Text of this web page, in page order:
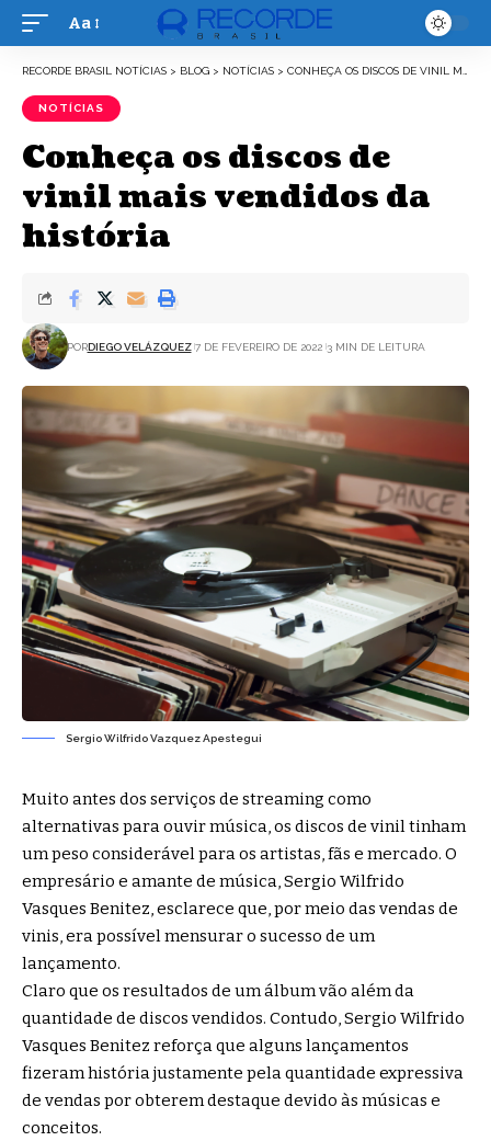
Font
Aa
RECORDE BRASIL NOTÍCIAS > BLOG > NOTÍCIAS > CONHEÇA OS DISCOS DE VINIL MAIS VENDIDOS DA HISTÓRIA
NOTÍCIAS
Conheça os discos de
vinil mais vendidos da
história
PORDIEGO VELÁZQUEZ 7 DE FEVEREIRO DE 2022 3 MIN DE LEITURA
Sergio Wilfrido Vazquez Apestegui
Muito antes dos serviços de streaming como
alternativas para ouvir música, os discos de vinil tinham
um peso considerável para os artistas, fãs e mercado. O
empresário e amante de música, Sergio Wilfrido
Vasques Benitez, esclarece que, por meio das vendas de
vinis, era possível mensurar o sucesso de um
lançamento.
Claro que os resultados de um álbum vão além da
quantidade de discos vendidos. Contudo, Sergio Wilfrido
Vasques Benitez reforça que alguns lançamentos
fizeram história justamente pela quantidade expressiva
de vendas por obterem destaque devido às músicas e
conceitos.